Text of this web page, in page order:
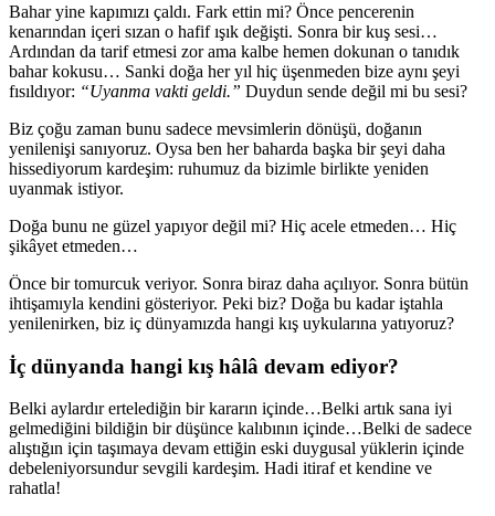
Bahar yine kapımızı çaldı. Fark ettin mi? Önce pencerenin
kenarından içeri sızan o hafif ışık değişti. Sonra bir kuş sesi…
Ardından da tarif etmesi zor ama kalbe hemen dokunan o tanıdık
bahar kokusu… Sanki doğa her yıl hiç üşenmeden bize aynı şeyi
fısıldıyor: “Uyanma vakti geldi.” Duydun sende değil mi bu sesi?
Biz çoğu zaman bunu sadece mevsimlerin dönüşü, doğanın
yenilenişi sanıyoruz. Oysa ben her baharda başka bir şeyi daha
hissediyorum kardeşim: ruhumuz da bizimle birlikte yeniden
uyanmak istiyor.
Doğa bunu ne güzel yapıyor değil mi? Hiç acele etmeden… Hiç
şikâyet etmeden…
Önce bir tomurcuk veriyor. Sonra biraz daha açılıyor. Sonra bütün
ihtişamıyla kendini gösteriyor. Peki biz? Doğa bu kadar iştahla
yenilenirken, biz iç dünyamızda hangi kış uykularına yatıyoruz?
İç dünyanda hangi kış hâlâ devam ediyor?
Belki aylardır ertelediğin bir kararın içinde…Belki artık sana iyi
gelmediğini bildiğin bir düşünce kalıbının içinde…Belki de sadece
alıştığın için taşımaya devam ettiğin eski duygusal yüklerin içinde
debeleniyorsundur sevgili kardeşim. Hadi itiraf et kendine ve
rahatla!